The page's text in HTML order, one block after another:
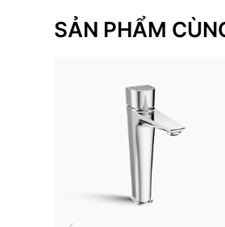
và nước sạch
Áp lực nước khuyến
Nhiệt độ nước nóng
THÔNG TIN BẢO HÀNH
Nội dung bảo hành
SẢN PHẨM